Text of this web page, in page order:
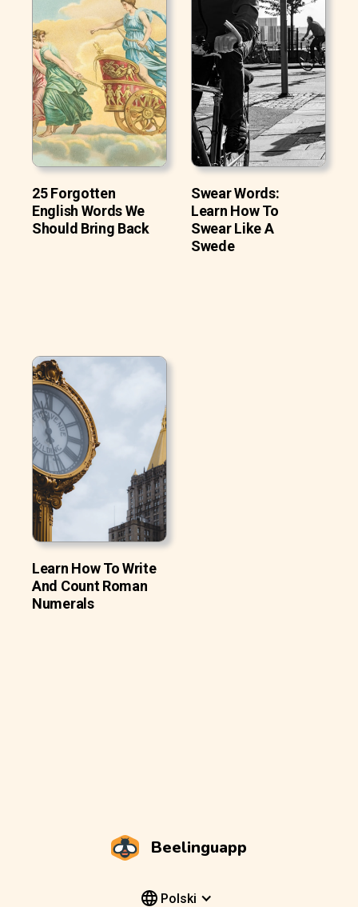
25 Forgotten
English Words We
Should Bring Back
Swear Words:
Learn How To
Swear Like A
Swede
Learn How To Write
And Count Roman
Numerals
Beelinguapp
Polski